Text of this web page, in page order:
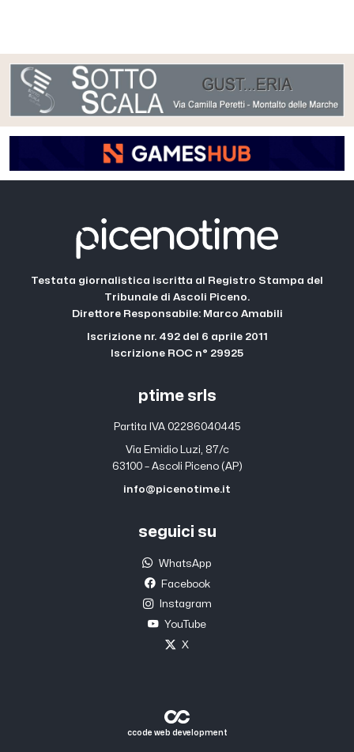
Testata giornalistica iscritta al Registro Stampa del
Tribunale di Ascoli Piceno.
Direttore Responsabile: Marco Amabili
Iscrizione nr. 492 del 6 aprile 2011
Iscrizione ROC n° 29925
ptime srls
Partita IVA 02286040445
Via Emidio Luzi, 87/c
63100 – Ascoli Piceno (AP)
info@picenotime.it
seguici su
WhatsApp
Facebook
Instagram
YouTube
X
ccode web development